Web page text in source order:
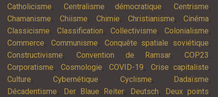
Catholicisme,Centralisme démocratique,Centrisme,
Chamanisme, Chiisme, Chimie,Christianisme, Cinéma,
Classicisme, Classification, Collectivisme, Colonialisme,
Commerce, Communisme, Conquête spatiale soviétique,
Constructivisme, Convention de Ramsar, COP23 ,
Corporatisme, Cosmologie, COVID-19, Crise capitaliste,
Culture, Cybernétique, Cyclisme, Dadaïsme,
Décadentisme, Der Blaue Reiter, Deutsch, Deux points,